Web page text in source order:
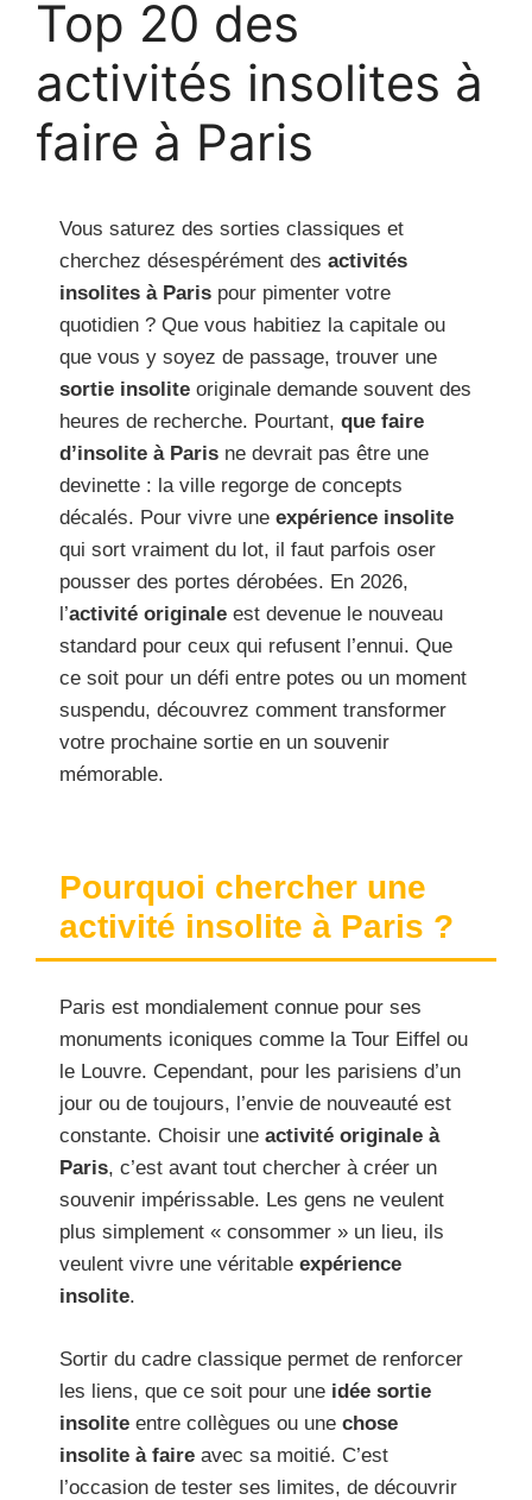
Top 20 des
activités insolites à
faire à Paris
Vous saturez des sorties classiques et
cherchez désespérément des activités
insolites à Paris pour pimenter votre
quotidien ? Que vous habitiez la capitale ou
que vous y soyez de passage, trouver une
sortie insolite originale demande souvent des
heures de recherche. Pourtant, que faire
d’insolite à Paris ne devrait pas être une
devinette : la ville regorge de concepts
décalés. Pour vivre une expérience insolite
qui sort vraiment du lot, il faut parfois oser
pousser des portes dérobées. En 2026,
l’activité originale est devenue le nouveau
standard pour ceux qui refusent l’ennui. Que
ce soit pour un défi entre potes ou un moment
suspendu, découvrez comment transformer
votre prochaine sortie en un souvenir
mémorable.
Pourquoi chercher une
activité insolite à Paris ?
Paris est mondialement connue pour ses
monuments iconiques comme la Tour Eiffel ou
le Louvre. Cependant, pour les parisiens d’un
jour ou de toujours, l’envie de nouveauté est
constante. Choisir une activité originale à
Paris, c’est avant tout chercher à créer un
souvenir impérissable. Les gens ne veulent
plus simplement « consommer » un lieu, ils
veulent vivre une véritable expérience
insolite.
Sortir du cadre classique permet de renforcer
les liens, que ce soit pour une idée sortie
insolite entre collègues ou une chose
insolite à faire avec sa moitié. C’est
l’occasion de tester ses limites, de découvrir